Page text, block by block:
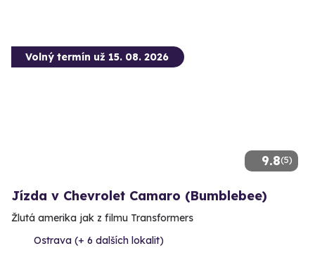
9.8(5)
Volný termín už 15. 08. 2026
Jízda v Chevrolet Camaro (Bumblebee)
Žlutá amerika jak z filmu Transformers
Ostrava (+ 6 dalších lokalit)